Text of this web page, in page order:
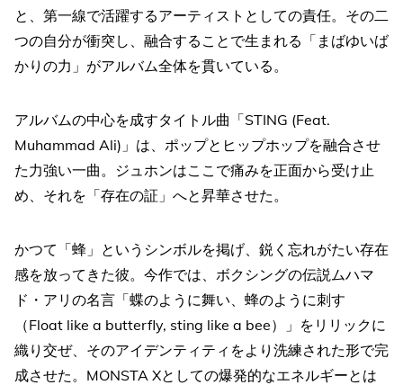
と、第一線で活躍するアーティストとしての責任。その二
つの自分が衝突し、融合することで生まれる「まばゆいば
かりの力」がアルバム全体を貫いている。
アルバムの中心を成すタイトル曲「STING (Feat.
Muhammad Ali)」は、ポップとヒップホップを融合させ
た力強い一曲。ジュホンはここで痛みを正面から受け止
め、それを「存在の証」へと昇華させた。
かつて「蜂」というシンボルを掲げ、鋭く忘れがたい存在
感を放ってきた彼。今作では、ボクシングの伝説ムハマ
ド・アリの名言「蝶のように舞い、蜂のように刺す
（Float like a butterfly, sting like a bee）」をリリックに
織り交ぜ、そのアイデンティティをより洗練された形で完
成させた。MONSTA Xとしての爆発的なエネルギーとは